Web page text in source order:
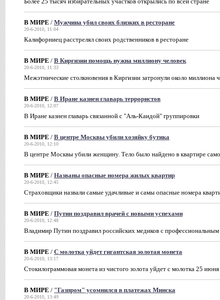
В МИРЕ / Мужчина убил своих близких в ресторане
20-6-2010, 11:04
Калифорниец расстрелял своих родственников в ресторане
В МИРЕ / В Киргизии помощь нужна миллиону человек
20-6-2010, 11:33
Межэтнические столкновения в Киргизии затронули около миллиона
В МИРЕ / В Иране казнен главарь террористов
20-6-2010, 12:07
В Иране казнен главарь связанной с "Аль-Каидой" группировки
В МИРЕ / В центре Москвы убили хозяйку бутика
20-6-2010, 12:10
В центре Москвы убили женщину. Тело было найдено в квартире
В МИРЕ / Названы опасные номера жилых квартир
20-6-2010, 12:45
Страховщики назвали самые удачливые и самы опасные номера
В МИРЕ / Путин поздравил врачей с новыми успехами
20-6-2010, 12:48
Владимир Путин поздравил российских медиков с
В МИРЕ / C молотка уйдет гигантская золотая монета
20-6-2010, 13:17
Стокилограммовая монета из чистого золота уйдет с молотка 25 июня
В МИРЕ / "Газпром" усомнился в платежах Минска
20-6-2010, 13:49